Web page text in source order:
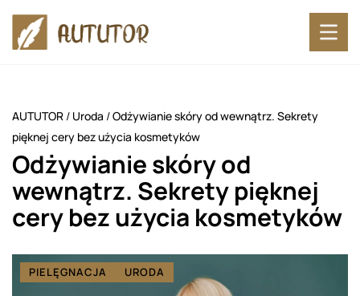
AUTUTOR / Uroda /Odżywianie skóry od wewnątrz. Sekrety
pięknej cery bez użycia kosmetyków
Odżywianie skóry od
wewnątrz. Sekrety pięknej
cery bez użycia kosmetyków
PIELĘGNACJA URODA